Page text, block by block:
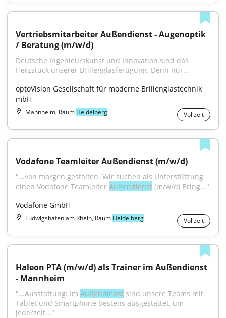
Vertriebsmitarbeiter Außendienst - Augenoptik
/ Beratung (m/w/d)
Deutsche Ingenieurskunst und Innovation sind das
Herzstück unserer Brillenglasfertigung. Denn nur...
optoVision Gesellschaft für moderne Brillenglastechnik
mbH
Mannheim, Raum Heidelberg Vollzeit
Vodafone Teamleiter Außendienst (m/w/d)
"...von morgen gestalten. Wir suchen als Unterstützung
einen Vodafone Teamleiter Außendienst (m/w/d) Bring..."
Vodafone GmbH
Ludwigshafen am Rhein, Raum Heidelberg Vollzeit
Haleon PTA (m/w/d) als Trainer im Außendienst
- Mannheim
"...Ausstattung: Im Außendienst sind unsere Teams mit
Tablet und Smartphone bestens ausgestattet, um
jederzeit..."